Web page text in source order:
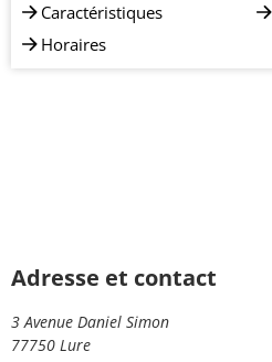
Caractéristiques
Horaires
Adresse et contact
3 Avenue Daniel Simon
77750 Lure